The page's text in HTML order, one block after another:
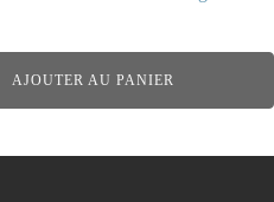
AJOUTER AU PANIER